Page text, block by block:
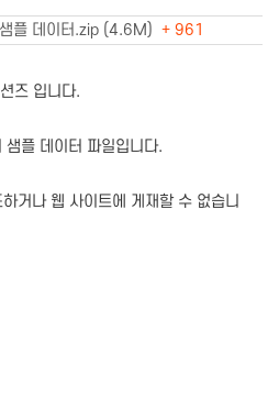
플 데이터.zip (4.6M) + 961
즈 입니다.
플 데이터 파일입니다.
거나 웹 사이트에 게재할 수 없습니